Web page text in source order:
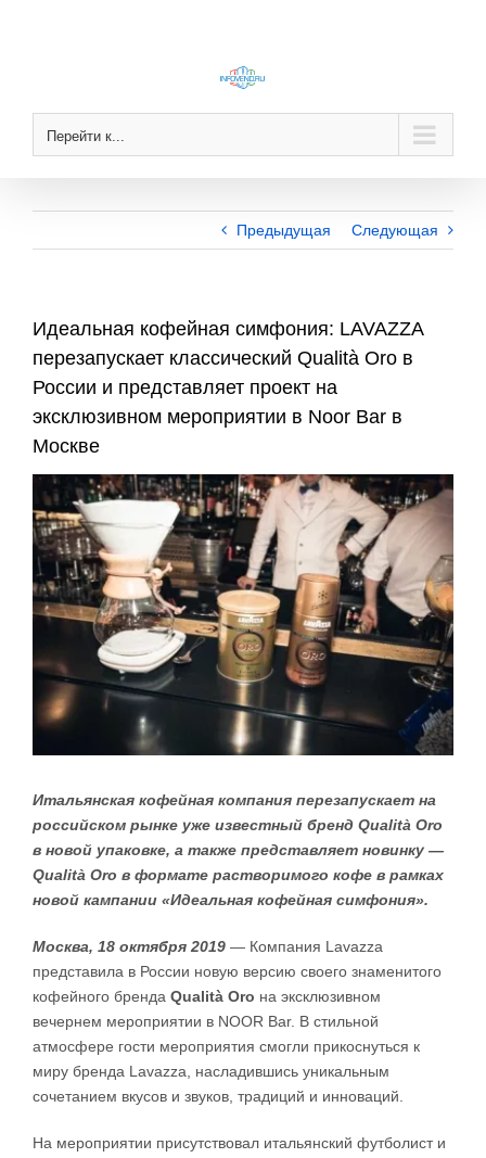
Перейти к...
Предыдущая Следующая
Идеальная кофейная симфония: LAVAZZA
перезапускает классический Qualità Oro в
России и представляет проект на
эксклюзивном мероприятии в Noor Bar в
Москве
View
Larger
Image
Итальянская кофейная компания перезапускает на
российском рынке уже известный бренд Qualità Oro
в новой упаковке, а также представляет новинку —
Qualità Oro в формате растворимого кофе в рамках
новой кампании «Идеальная кофейная симфония».
Москва, 18 октября 2019 — Компания Lavazza
представила в России новую версию своего знаменитого
кофейного бренда Qualità Oro на эксклюзивном
вечернем мероприятии в NOOR Bar. В стильной
атмосфере гости мероприятия смогли прикоснуться к
миру бренда Lavazza, насладившись уникальным
сочетанием вкусов и звуков, традиций и инноваций.
На мероприятии присутствовал итальянский футболист и